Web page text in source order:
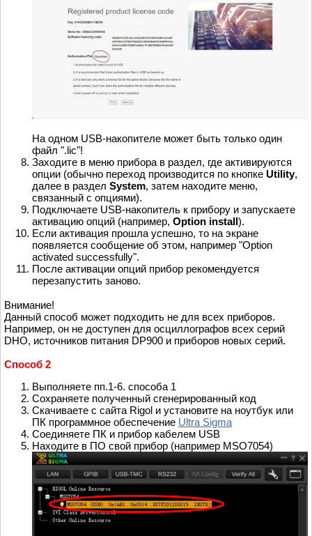
На одном USB-накопителе может быть только один
файл ".lic"!
Заходите в меню прибора в раздел, где активируются
опции (обычно переход производится по кнопке Utility,
далее в раздел System, затем находите меню,
связанный с опциями).
Подключаете USB-накопитель к прибору и запускаете
активацию опций (например, Option install ).
Если активация прошла успешно, то на экране
появляется сообщение об этом, например "Option
activated successfully".
После активации опций прибор рекомендуется
перезапустить заново.
Внимание!
Данный способ может подходить не для всех приборов.
Например, он не доступен для осциллографов всех серий
DHO, источников питания DP900 и приборов новых серий.
Способ 2
Выполняете пп.1-6. способа 1
Сохраняете полученный сгенерированный код
Скачиваете с сайта Rigol и установите на ноутбук или
ПК программное обеспечение Ultra Sigma
Соединяете ПК и прибор кабелем USB
Находите в ПО свой прибор (например MSO7054)